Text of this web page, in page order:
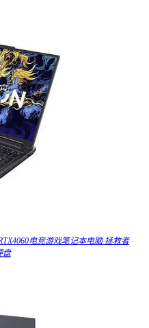
电竞游戏笔记本电脑 拯救者
盘